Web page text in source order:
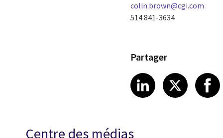
colin.brown@cgi.com
514 841-3634
Partager
Share article
LinkedIn
Share
X
Centre des médias